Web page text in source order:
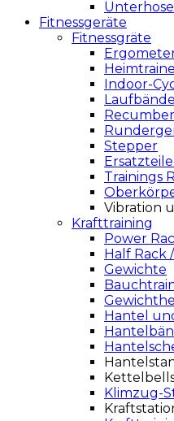
Fitnessgeräte
Fitnessgräte
Indoor-
Stepper
Trainings
Vibration
Krafttraining
Power
Half Rack
Gewichte
Hantel
Klimzug-